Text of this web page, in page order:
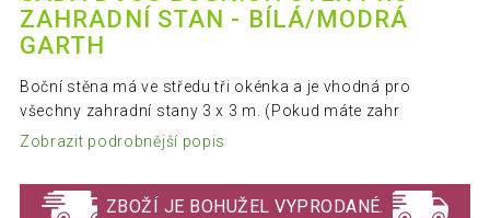
ZAHRADNÍ STAN - BÍLÁ/MODRÁ
GARTH
Boční stěna má ve středu tři okénka a je vhodná pro
všechny zahradní stany 3 x 3 m. (Pokud máte zahr
Zobrazit podrobnější popis
ZBOŽÍ JE BOHUŽEL VYPRODANÉ.